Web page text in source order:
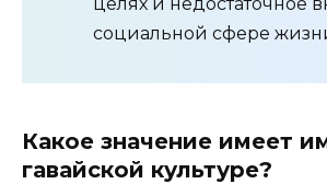
социальной сфере
Какое значение имеет
гавайской культуре?